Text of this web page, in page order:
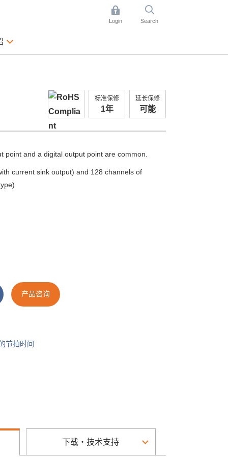
Login Search
标准保修
1年
延长保修
可能
point and a digital output point are common.
current sink output) and 128 channels of
产品咨询
节拍时间
下载・技术支持